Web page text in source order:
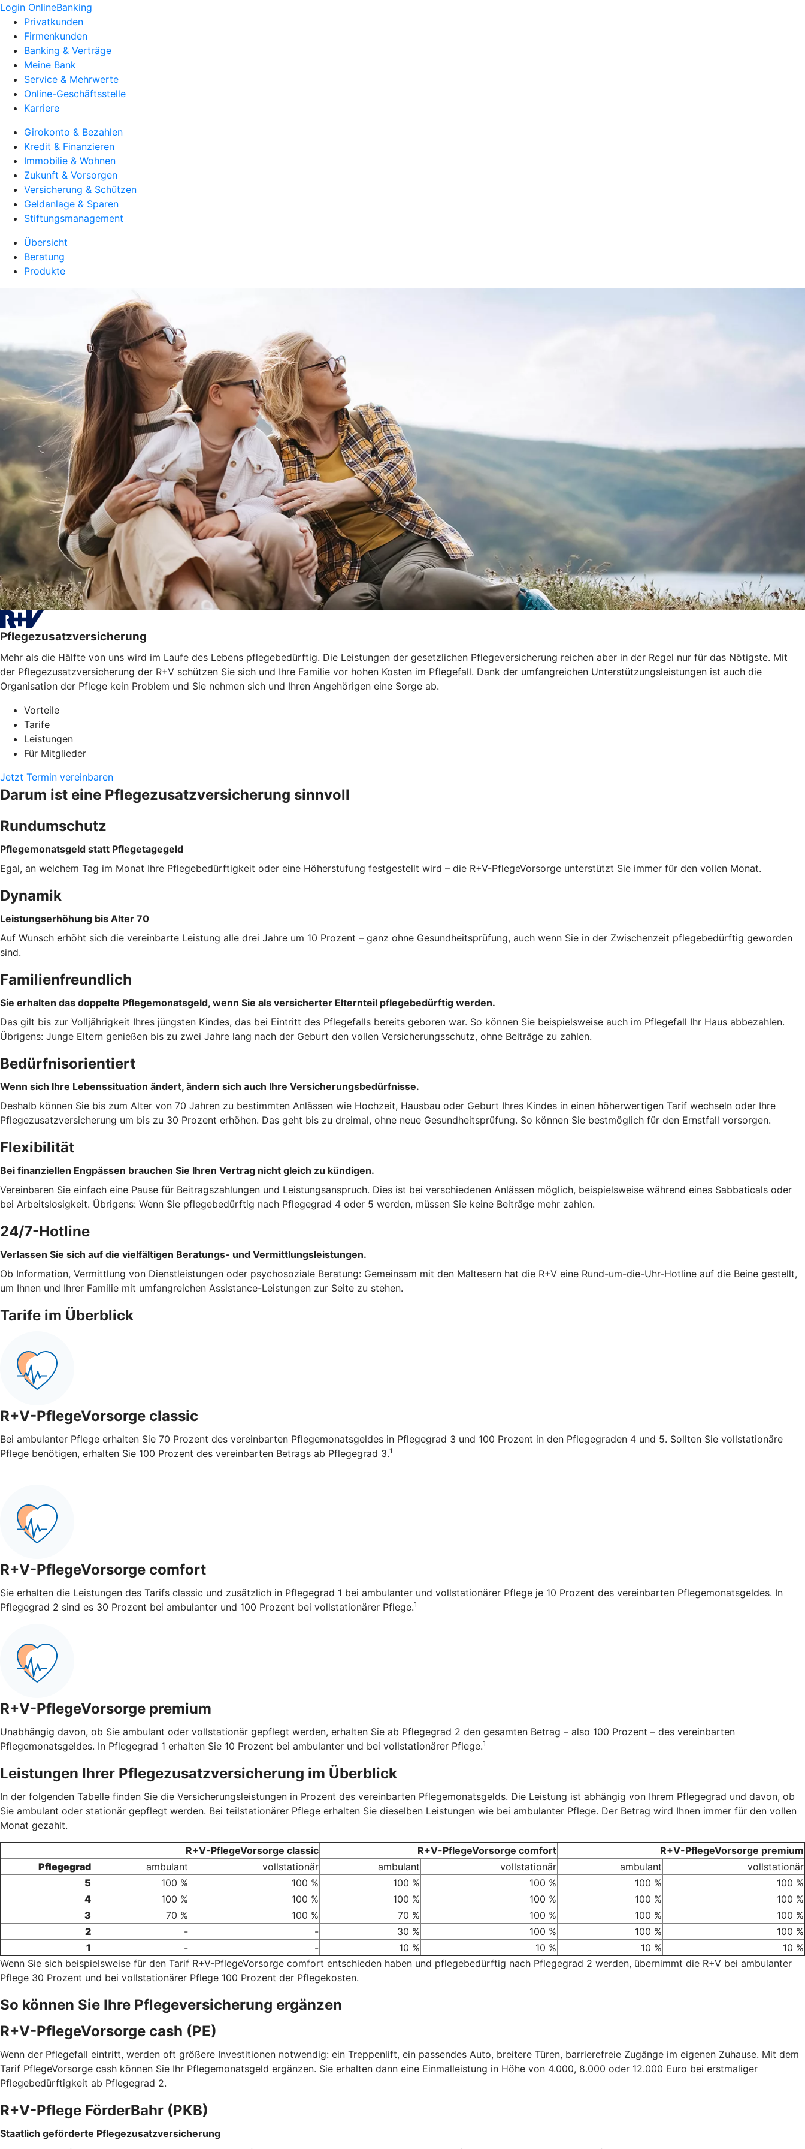
Login OnlineBanking
Privatkunden
Firmenkunden
Banking & Verträge
Meine Bank
Service & Mehrwerte
Online-Geschäftsstelle
Karriere
Girokonto & Bezahlen
Kredit & Finanzieren
Immobilie & Wohnen
Zukunft & Vorsorgen
Versicherung & Schützen
Geldanlage & Sparen
Stiftungsmanagement
Übersicht
Beratung
Produkte
Pflegezusatzversicherung
Mehr als die Hälfte von uns wird im Laufe des Lebens pflegebedürftig. Die Leistungen der gesetzlichen Pflegeversicherung reichen aber in der Regel nur für das Nötigste. Mit
der Pflegezusatzversicherung der R+V schützen Sie sich und Ihre Familie vor hohen Kosten im Pflegefall. Dank der umfangreichen Unterstützungsleistungen ist auch die
Organisation der Pflege kein Problem und Sie nehmen sich und Ihren Angehörigen eine Sorge ab.
Vorteile
Tarife
Leistungen
Für Mitglieder
Jetzt Termin vereinbaren
Darum ist eine Pflegezusatzversicherung sinnvoll
Rundumschutz
Pflegemonatsgeld statt Pflegetagegeld
Egal, an welchem Tag im Monat Ihre Pflegebedürftigkeit oder eine Höherstufung festgestellt wird – die R+V-PflegeVorsorge unterstützt Sie immer für den vollen Monat.
Dynamik
Leistungserhöhung bis Alter 70
Auf Wunsch erhöht sich die vereinbarte Leistung alle drei Jahre um 10 Prozent – ganz ohne Gesundheitsprüfung, auch wenn Sie in der Zwischenzeit pflegebedürftig geworden
sind.
Familienfreundlich
Sie erhalten das doppelte Pflegemonatsgeld, wenn Sie als versicherter Elternteil pflegebedürftig werden.
Das gilt bis zur Volljährigkeit Ihres jüngsten Kindes, das bei Eintritt des Pflegefalls bereits geboren war. So können Sie beispielsweise auch im Pflegefall Ihr Haus abbezahlen.
Übrigens: Junge Eltern genießen bis zu zwei Jahre lang nach der Geburt den vollen Versicherungsschutz, ohne Beiträge zu zahlen.
Bedürfnisorientiert
Wenn sich Ihre Lebenssituation ändert, ändern sich auch Ihre Versicherungsbedürfnisse.
Deshalb können Sie bis zum Alter von 70 Jahren zu bestimmten Anlässen wie Hochzeit, Hausbau oder Geburt Ihres Kindes in einen höherwertigen Tarif wechseln oder Ihre
Pflegezusatzversicherung um bis zu 30 Prozent erhöhen. Das geht bis zu dreimal, ohne neue Gesundheitsprüfung. So können Sie bestmöglich für den Ernstfall vorsorgen.
Flexibilität
Bei finanziellen Engpässen brauchen Sie Ihren Vertrag nicht gleich zu kündigen.
Vereinbaren Sie einfach eine Pause für Beitragszahlungen und Leistungsanspruch. Dies ist bei verschiedenen Anlässen möglich, beispielsweise während eines Sabbaticals oder
bei Arbeitslosigkeit. Übrigens: Wenn Sie pflegebedürftig nach Pflegegrad 4 oder 5 werden, müssen Sie keine Beiträge mehr zahlen.
24/7-Hotline
Verlassen Sie sich auf die vielfältigen Beratungs- und Vermittlungsleistungen.
Ob Information, Vermittlung von Dienstleistungen oder psychosoziale Beratung: Gemeinsam mit den Maltesern hat die R+V eine Rund-um-die-Uhr-Hotline auf die Beine gestellt,
um Ihnen und Ihrer Familie mit umfangreichen Assistance-Leistungen zur Seite zu stehen.
Tarife im Überblick
R+V-PflegeVorsorge classic
Bei ambulanter Pflege erhalten Sie 70 Prozent des vereinbarten Pflegemonatsgeldes in Pflegegrad 3 und 100 Prozent in den Pflegegraden 4 und 5. Sollten Sie vollstationäre
Pflege benötigen, erhalten Sie 100 Prozent des vereinbarten Betrags ab Pflegegrad 3.1
R+V-PflegeVorsorge comfort
Sie erhalten die Leistungen des Tarifs classic und zusätzlich in Pflegegrad 1 bei ambulanter und vollstationärer Pflege je 10 Prozent des vereinbarten Pflegemonatsgeldes. In
Pflegegrad 2 sind es 30 Prozent bei ambulanter und 100 Prozent bei vollstationärer Pflege.1
R+V-PflegeVorsorge premium
Unabhängig davon, ob Sie ambulant oder vollstationär gepflegt werden, erhalten Sie ab Pflegegrad 2 den gesamten Betrag – also 100 Prozent – des vereinbarten
Pflegemonatsgeldes. In Pflegegrad 1 erhalten Sie 10 Prozent bei ambulanter und bei vollstationärer Pflege.1
Leistungen Ihrer Pflegezusatzversicherung im Überblick
In der folgenden Tabelle finden Sie die Versicherungsleistungen in Prozent des vereinbarten Pflegemonatsgelds. Die Leistung ist abhängig von Ihrem Pflegegrad und davon, ob
Sie ambulant oder stationär gepflegt werden. Bei teilstationärer Pflege erhalten Sie dieselben Leistungen wie bei ambulanter Pflege. Der Betrag wird Ihnen immer für den vollen
Monat gezahlt.
R+V-PflegeVorsorge classic R+V-PflegeVorsorge comfort
R+V-PflegeVorsorge premium
Pflegegrad
ambulant vollstationär ambulant vollstationär ambulant
vollstationär
5
100 % 100 % 100 % 100 % 100 %
100 %
4
100 % 100 % 100 % 100 % 100 %
100 %
3
70 % 100 % 70 % 100 % 100 %
100 %
2
- - 30 % 100 % 100 %
100 %
1
- - 10 % 10 % 10 %
10 %
Wenn Sie sich beispielsweise für den Tarif R+V-PflegeVorsorge comfort entschieden haben und pflegebedürftig nach Pflegegrad 2 werden, übernimmt die R+V bei ambulanter
Pflege 30 Prozent und bei vollstationärer Pflege 100 Prozent der Pflegekosten.
So können Sie Ihre Pflegeversicherung ergänzen
R+V-PflegeVorsorge cash (PE)
Wenn der Pflegefall eintritt, werden oft größere Investitionen notwendig: ein Treppenlift, ein passendes Auto, breitere Türen, barrierefreie Zugänge im eigenen Zuhause. Mit dem
Tarif PflegeVorsorge cash können Sie Ihr Pflegemonatsgeld ergänzen. Sie erhalten dann eine Einmalleistung in Höhe von 4.000, 8.000 oder 12.000 Euro bei erstmaliger
Pflegebedürftigkeit ab Pflegegrad 2.
R+V-Pflege FörderBahr (PKB)
Staatlich geförderte Pflegezusatzversicherung